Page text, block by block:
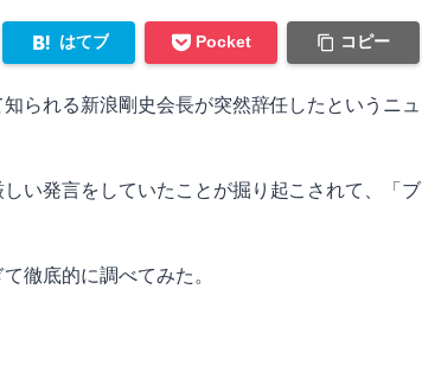
はてブ Pocket コピー
られる新浪剛史会長が突然辞任したというニュ
い発言をしていたことが掘り起こされて、「ブ
徹底的に調べてみた。